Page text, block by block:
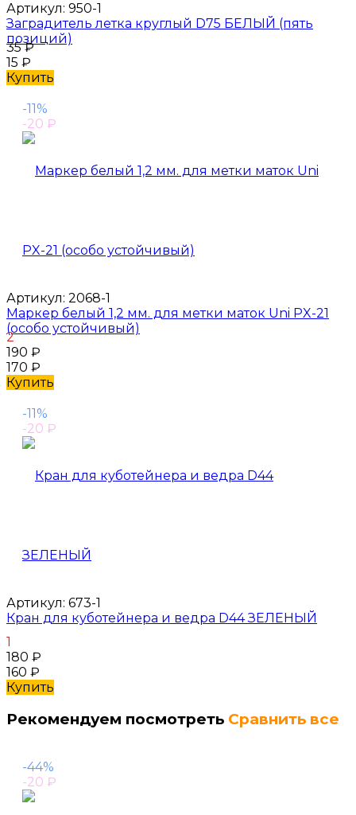
Артикул: 950-1
Заградитель летка круглый D75 БЕЛЫЙ (пять
позиций)
35₽
15 ₽
Купить
-11%
-20 ₽
Артикул: 2068-1
Маркер белый 1,2 мм. для метки маток Uni PX-21
(особо устойчивый)
2
190 ₽
170 ₽
Купить
-11%
-20 ₽
Артикул: 673-1
Кран для куботейнера и ведра D44 ЗЕЛЕНЫЙ
1
180 ₽
160 ₽
Купить
Рекомендуем посмотреть Сравнить все
-44%
-20 ₽